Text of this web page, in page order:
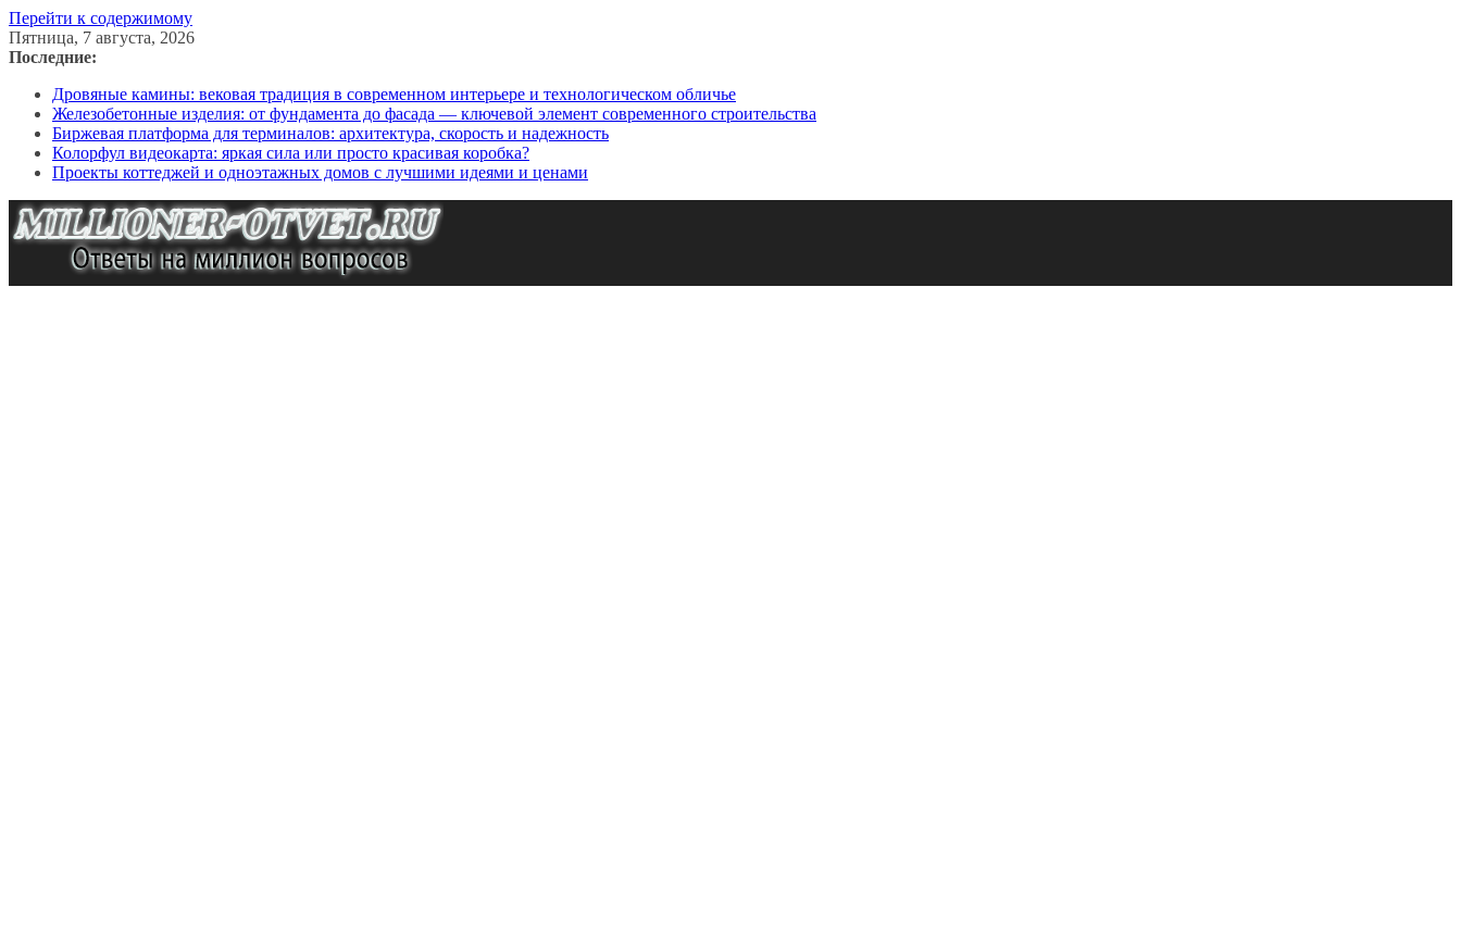
Перейти к содержимому
Пятница, 7 августа, 2026
Последние:
Дровяные камины: вековая традиция в современном интерьере и технологическом обличье
Железобетонные изделия: от фундамента до фасада — ключевой элемент современного строительства
Биржевая платформа для терминалов: архитектура, скорость и надежность
Колорфул видеокарта: яркая сила или просто красивая коробка?
Проекты коттеджей и одноэтажных домов с лучшими идеями и ценами